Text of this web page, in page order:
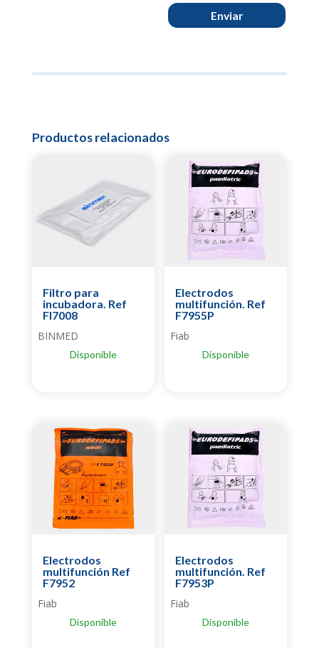
Enviar
Productos relacionados
Filtro para
incubadora. Ref
FI7008
BINMED
Disponible
Electrodos
multifunción. Ref
F7955P
Fiab
Disponible
Electrodos
multifunción Ref
F7952
Fiab
Disponible
Electrodos
multifunción. Ref
F7953P
Fiab
Disponible